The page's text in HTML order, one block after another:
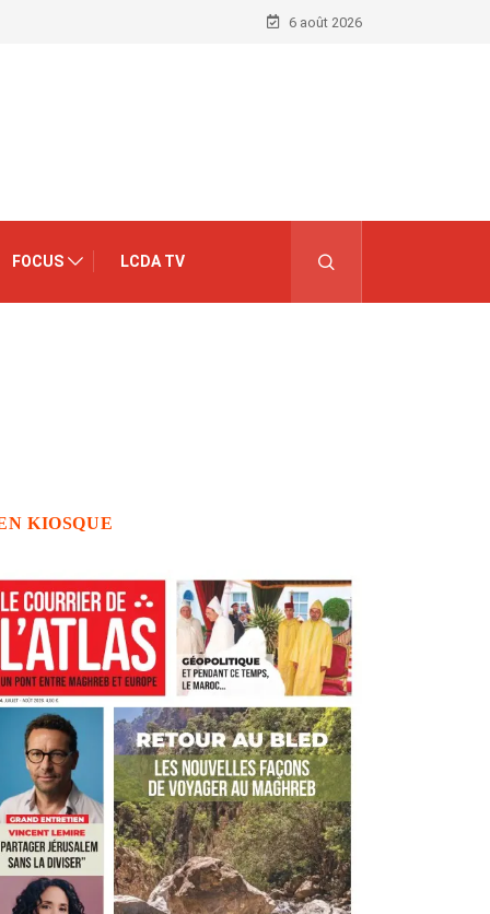
6 août 2026
FOCUS LCDA TV
KIOSQUE